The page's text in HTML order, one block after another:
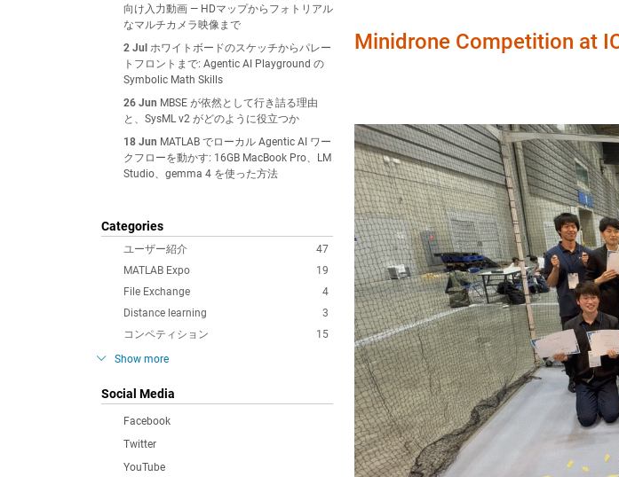
向け入力動画 — HDマップからフォトリアル
なマルチカメラ映像まで
2 Jul ホワイトボードのスケッチからパレー
トフロントまで: Agentic AI Playground の
Symbolic Math Skills
26 Jun MBSE が依然として行き詰る理由
と、SysML v2 がどのように役立つか
18 Jun MATLAB でローカル Agentic AI ワー
クフローを動かす: 16GB MacBook Pro、LM
Studio、gemma 4 を使った方法
Categories
47
ユーザー紹介
19
MATLAB Expo
4
File Exchange
3
Distance learning
15
コンペティション
Show more
Social Media
Facebook
Twitter
YouTube
Minidrone Competition at